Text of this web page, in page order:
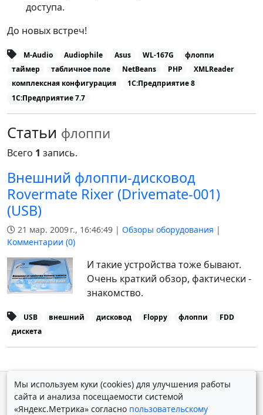
доступа.
До новых встреч!
M-Audio Audiophile Asus WL-167G
флоппи
таймер
табличное поле NetBeans PHP
XMLReader
комплексная конфигурация
1С:Предприятие 8
1С:Предприятие 7.7
Статьи флоппи
Всего 1 запись.
Внешний флоппи-дисковод
Rovermate Rixer (Drivemate-001)
(USB)
21 мар. 2009 г., 16:46:49 | Обзоры оборудования |
Комментарии (0)
И такие устройства тоже бывают.
Очень краткий обзор, фактически -
знакомство.
USB внешний дисковод Floppy флоппи
FDD
дискета
Мы используем куки (cookies) для улучшения работы
сайта и анализа посещаемости системой
«Яндекс.Метрика» согласно пользовательскому
© Дмитрий Косолапов 2007 — 2026.Старая версия
Powered byYii Framework